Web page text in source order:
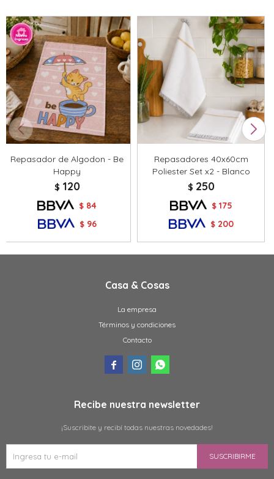
Repasador de Algodon - Be
Happy
$ 120
$ 84
$ 96
Repasadores 40x60cm
Poliester Set x2 - Blanco
$ 250
$ 175
$ 200
Casa & Cosas
La empresa
Términos y condiciones
Contacto
  
Recibe nuestra newsletter
¡Suscribite y recibí todas nuestras novedades!
SUSCRIBIRME